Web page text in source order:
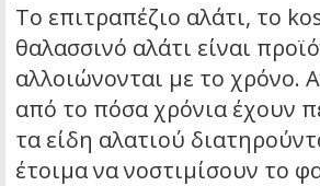
Το επιτραπέζιο αλάτι, το
θαλασσινό αλάτι είναι
αλλοιώνονται με το χρόνο.
από το πόσα χρόνια έχουν
τα είδη αλατιού
έτοιμα να νοστιμίσουν το